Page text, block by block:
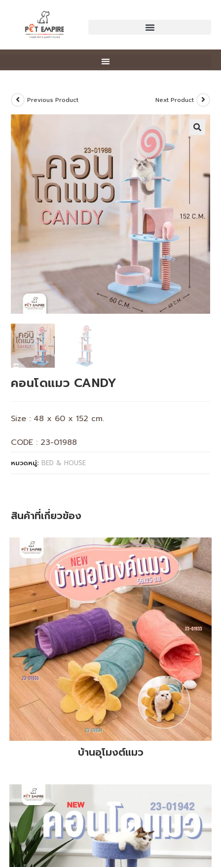
Previous Product Next Product
🔍
คอนโดแมว CANDY
Size : 48 x 60 x 152 cm.
CODE : 23-01988
หมวดหมู่: BED & HOUSE
สินค้าที่เกี่ยวข้อง
บ้านอุโมงต์แมว